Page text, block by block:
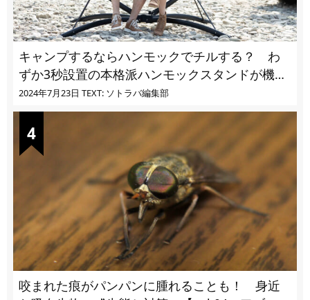
キャンプするならハンモックでチルする？ わ
ずか3秒設置の本格派ハンモックスタンドが機能
的過ぎる
2024年7月23日 TEXT: ソトラバ編集部
咬まれた痕がパンパンに腫れることも！ 身近